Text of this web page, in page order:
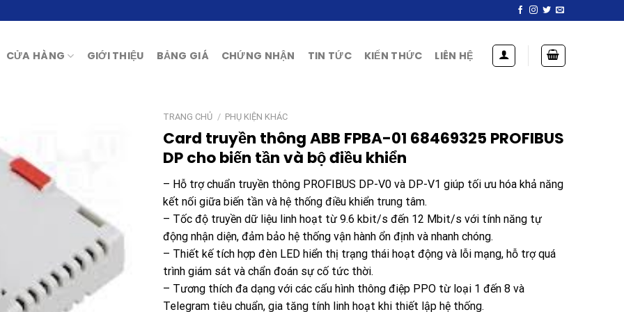
CỬA HÀNG GIỚI THIỆU BẢNG GIÁ CHỨNG NHẬN TIN TỨC KIẾN THỨC LIÊN HỆ
TRANG CHỦ / PHỤ KIỆN KHÁC
Card truyền thông ABB FPBA-01 68469325 PROFIBUS
DP cho biến tần và bộ điều khiển
– Hỗ trợ chuẩn truyền thông PROFIBUS DP-V0 và DP-V1 giúp tối ưu hóa khả năng
kết nối giữa biến tần và hệ thống điều khiển trung tâm.
– Tốc độ truyền dữ liệu linh hoạt từ 9.6 kbit/s đến 12 Mbit/s với tính năng tự
động nhận diện, đảm bảo hệ thống vận hành ổn định và nhanh chóng.
– Thiết kế tích hợp đèn LED hiển thị trạng thái hoạt động và lỗi mạng, hỗ trợ quá
trình giám sát và chẩn đoán sự cố tức thời.
– Tương thích đa dạng với các cấu hình thông điệp PPO từ loại 1 đến 8 và
Telegram tiêu chuẩn, gia tăng tính linh hoạt khi thiết lập hệ thống.